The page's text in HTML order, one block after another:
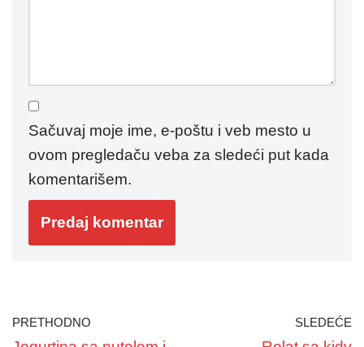
Sačuvaj moje ime, e-poštu i veb mesto u
ovom pregledaču veba za sledeći put kada
komentarišem.
PRETHODNO SLEDEĆE